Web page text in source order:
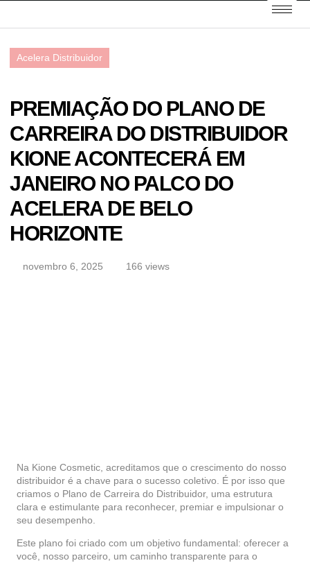
Acelera Distribuidor
PREMIAÇÃO DO PLANO DE
CARREIRA DO DISTRIBUIDOR
KIONE ACONTECERÁ EM
JANEIRO NO PALCO DO
ACELERA DE BELO
HORIZONTE
novembro 6, 2025 166 views
Na Kione Cosmetic , acreditamos que o crescimento do nosso
distribuidor é a chave para o sucesso coletivo. É por isso que
criamos o Plano de Carreira do Distribuidor, uma estrutura
clara e estimulante para reconhecer, premiar e impulsionar o
seu desempenho.
Este plano foi criado com um objetivo fundamental: oferecer a
você, nosso parceiro, um caminho transparente para o